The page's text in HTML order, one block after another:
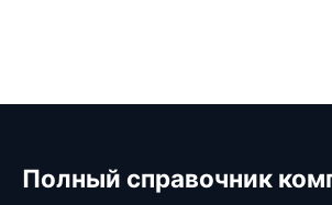
Полный справочник